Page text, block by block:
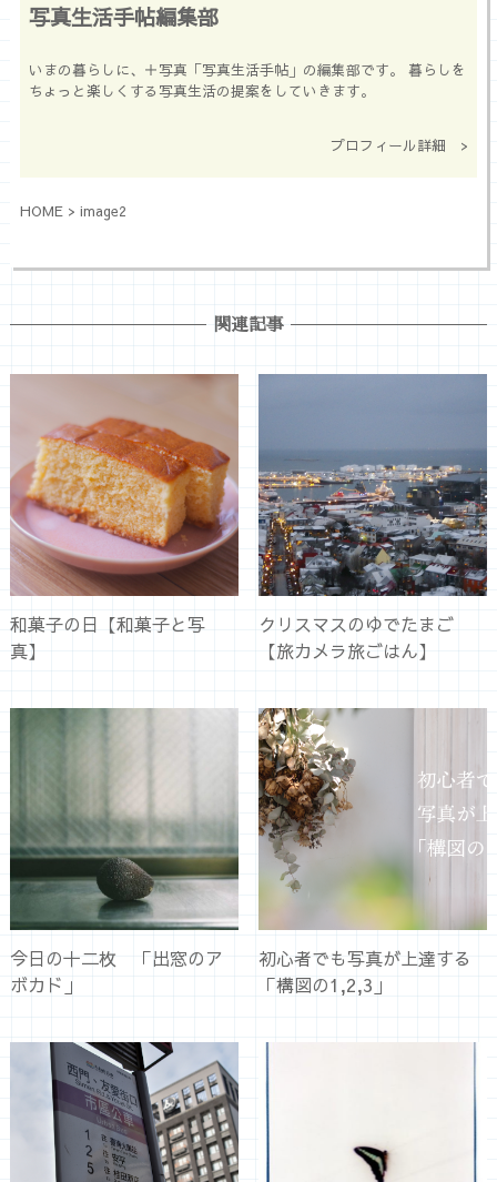
写真生活手帖編集部
いまの暮らしに、＋写真「写真生活手帖」の編集部です。 暮らしを
ちょっと楽しくする写真生活の提案をしていきます。
プロフィール詳細 >
HOME> image2
関連記事
和菓子の日【和菓子と写
真】
クリスマスのゆでたまご
【旅カメラ旅ごはん】
今日の十二枚 「出窓のア
ボカド」
初心者でも写真が上達する
「構図の1,2,3」